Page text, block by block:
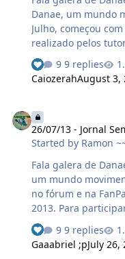
ocorrido com os
sumido.…
Danae, um mundo
Julho, começou com o
realizado pelos
Zjadacz Drayner. E pelo
organizado e os
rápido e fácil. E os vencedores foram: MaximuS DamaGe
levando 10kk.
Parabéns aos vencedores !!! O dia
começou o famoso
castelo com hunts exclusivas. A
castelo era a gui…
9 replies
CaiozerahAugust 3,
26/07/13 - Jornal
Started by Ramon
Fala galera de
um mundo movimentado. No dia 11 de
no fórum e na
2013. Para
sobre o RPG.
uma war, upando, quests, etc.
postados ao longo
9 replies
Gaaabriel ;pJuly 26,